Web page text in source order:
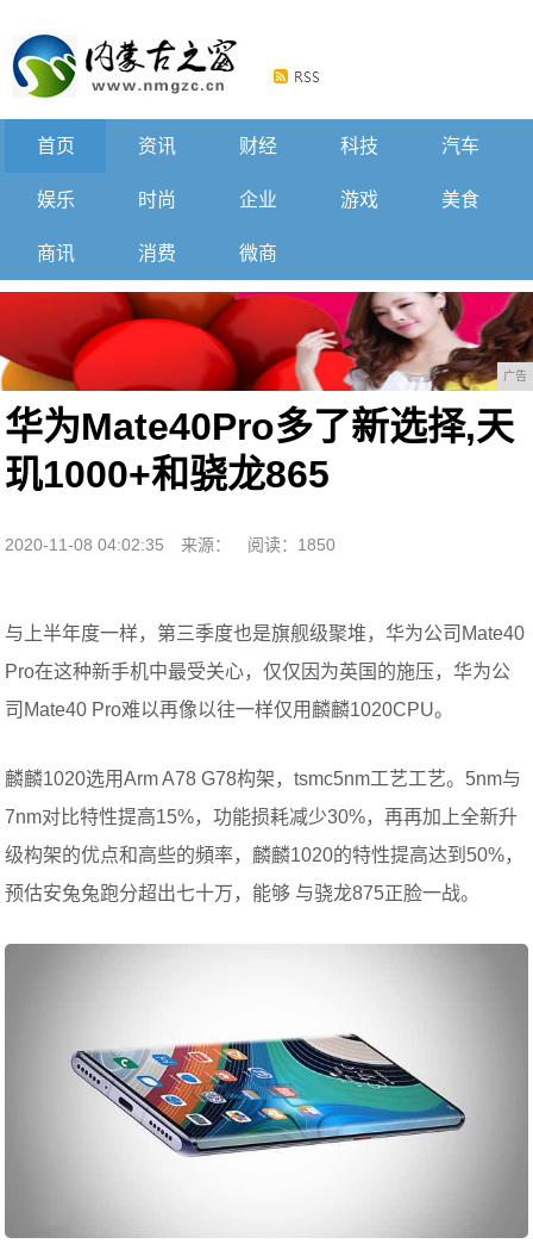
首页 资讯 财经 科技 汽车
娱乐 时尚 企业 游戏 美食
商讯 消费 微商
广告
华为Mate40Pro多了新选择,天
玑1000+和骁龙865
2020-11-08 04:02:35 来源： 阅读：1850
与上半年度一样，第三季度也是旗舰级聚堆，华为公司Mate40
Pro在这种新手机中最受关心，仅仅因为英国的施压，华为公
司Mate40 Pro难以再像以往一样仅用麟麟1020CPU。
麟麟1020选用Arm A78 G78构架，tsmc5nm工艺工艺。5nm与
7nm对比特性提高15%，功能损耗减少30%，再再加上全新升
级构架的优点和高些的頻率，麟麟1020的特性提高达到50%，
预估安兔兔跑分超出七十万，能够 与骁龙875正脸一战。